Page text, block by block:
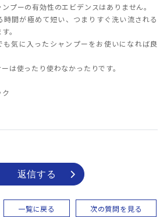
プーの有効性のエビデンスはありません。
時間が極めて短い、つまりすぐ洗い流される
。
も気に入ったシャンプーをお使いになれば良
は使ったり使わなかったりです。
返信する
一覧に戻る 次の質問を見る